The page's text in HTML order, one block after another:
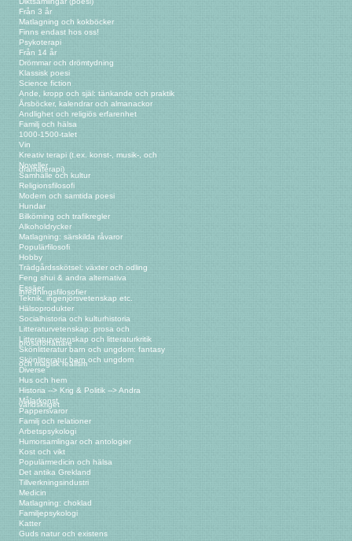
Från 3 år
Matlagning och kokböcker
Finns endast hos oss!
Psykoterapi
Från 14 år
Drömmar och drömtydning
Klassisk poesi
Science fiction
Ande, kropp och själ: tänkande och praktik
Årsböcker, kalendrar och almanackor
Andlighet och religiös erfarenhet
Familj och hälsa
1000-1500-talet
Vin
Kreativ terapi (t.ex. konst-, musik-, och
dramaterapi)
Noveller
Samhälle och kultur
Religionsfilosofi
Modern och samtida poesi
Hundar
Bilkörning och trafikregler
Alkoholdrycker
Matlagning: särskilda råvaror
Populärfilosofi
Hobby
Trädgårdsskötsel: växter och odling
Feng shui & andra alternativa
inredningsfilosofier
Essäer
Teknik, ingenjörsvetenskap etc.
Hälsoprodukter
Socialhistoria och kulturhistoria
Litteraturvetenskap: prosa och
prosaförfattare
Litteraturvetenskap och litteraturkritik
Skönlitteratur barn och ungdom: fantasy
och magisk realism
Skönlitteratur barn och ungdom
Diverse
Hus och hem
Historia --> Krig & Politik --> Andra
världskriget
Målarkonst
Pappersvaror
Familj och relationer
Arbetspsykologi
Humorsamlingar och antologier
Kost och vikt
Populärmedicin och hälsa
Det antika Grekland
Tillverkningsindustri
Medicin
Matlagning: choklad
Familjepsykologi
Katter
Guds natur och existens